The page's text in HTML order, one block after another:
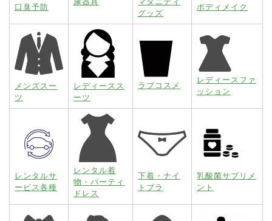
口臭予防
グッズ
ボディメイク
メンズスー
ツ
レディースス
ーツ
ラブコスメ
レディースファ
ッション
レンタルサ
ービス各種
レンタル着
物・パーティ
ドレス
下着・ナイ
トブラ
乳酸菌サプリメ
ント